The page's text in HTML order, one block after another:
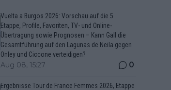
Vuelta a Burgos 2026: Vorschau auf die 5.
Etappe, Profile, Favoriten, TV- und Online-
Übertragung sowie Prognosen – Kann Gall die
Gesamtführung auf den Lagunas de Neila gegen
Onley und Ciccone verteidigen?
Aug 08, 15:27 0
Ergebnisse Tour de France Femmes 2026, Etappe